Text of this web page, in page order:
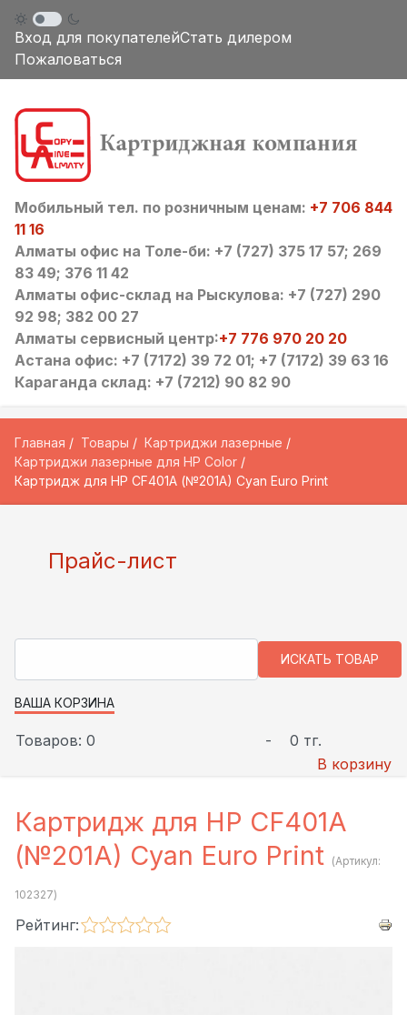
Вход для покупателейСтать дилером
Пожаловаться
Мобильный тел. по розничным ценам: +7 706 844
11 16
Алматы офис на Толе-би: +7 (727) 375 17 57; 269
83 49; 376 11 42
Алматы офис-склад на Рыскулова: +7 (727) 290
92 98; 382 00 27
Алматы сервисный центр:+7 776 970 20 20
Астана офис: +7 (7172) 39 72 01; +7 (7172) 39 63 16
Караганда склад: +7 (7212) 90 82 90
Главная Товары
Картриджи лазерные
Картриджи лазерные для HP Color
Картридж для HP CF401A (№201A) Cyan Euro Print
Прайс-лист
ВАША КОРЗИНА
Товаров: 0 -
0 тг.
В корзину
Картридж для HP CF401A
(№201A) Cyan Euro Print (Артикул:
102327)
Рейтинг: